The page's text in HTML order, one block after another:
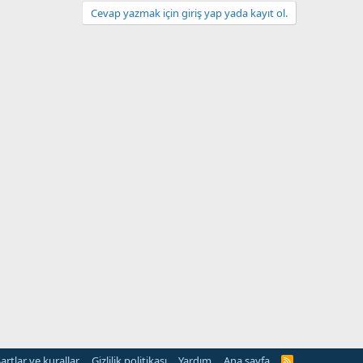
Cevap yazmak için giriş yap yada kayıt ol.
R